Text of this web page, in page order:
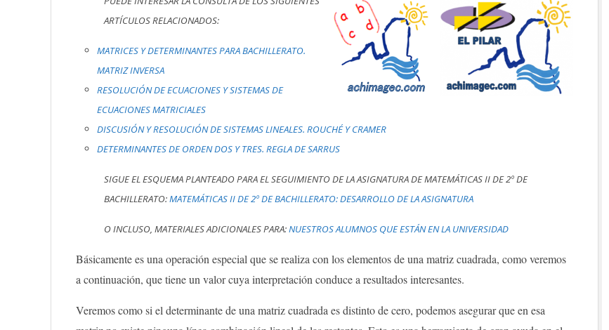
ARTÍCULOS RELACIONADOS:
MATRICES Y DETERMINANTES PARA BACHILLERATO.
MATRIZ INVERSA
RESOLUCIÓN DE ECUACIONES Y SISTEMAS DE
ECUACIONES MATRICIALES
DISCUSIÓN Y RESOLUCIÓN DE SISTEMAS LINEALES. ROUCHÉ Y CRAMER
DETERMINANTES DE ORDEN DOS Y TRES. REGLA DE SARRUS
SIGUE EL ESQUEMA PLANTEADO PARA EL SEGUIMIENTO DE LA ASIGNATURA DE MATEMÁTICAS II DE 2º DE
BACHILLERATO:MATEMÁTICAS II DE 2º DE BACHILLERATO: DESARROLLO DE LA ASIGNATURA
O INCLUSO, MATERIALES ADICIONALES PARA:NUESTROS ALUMNOS QUE ESTÁN EN LA UNIVERSIDAD
Básicamente es una operación especial que se realiza con los elementos de una matriz cuadrada, como veremos
a continuación, que tiene un valor cuya interpretación conduce a resultados interesantes.
Veremos como si el determinante de una matriz cuadrada es distinto de cero, podemos asegurar que en esa